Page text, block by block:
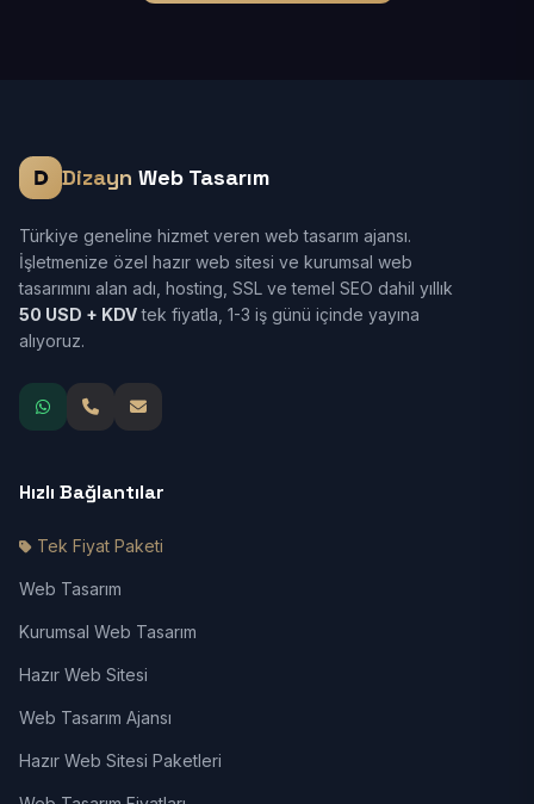
Dizayn Web Tasarım
Türkiye geneline hizmet veren web tasarım ajansı.
İşletmenize özel hazır web sitesi ve kurumsal web
tasarımını alan adı, hosting, SSL ve temel SEO dahil yıllık
50 USD + KDVtek fiyatla, 1-3 iş günü içinde yayına
alıyoruz.
Hızlı Bağlantılar
Tek Fiyat Paketi
Web Tasarım
Kurumsal Web Tasarım
Hazır Web Sitesi
Web Tasarım Ajansı
Hazır Web Sitesi Paketleri